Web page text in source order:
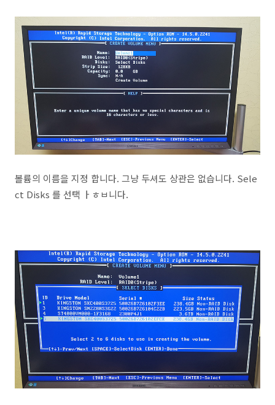
볼륨의 이름을 지정 합니다. 그냥 두셔도 상관은 없습니다. Sele
ct Disks 를 선택 ㅏㅎㅂ니다.